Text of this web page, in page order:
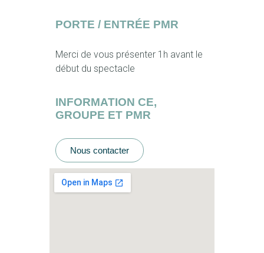
PORTE / ENTRÉE PMR
Merci de vous présenter 1h avant le
début du spectacle
INFORMATION CE,
GROUPE ET PMR
Nous contacter